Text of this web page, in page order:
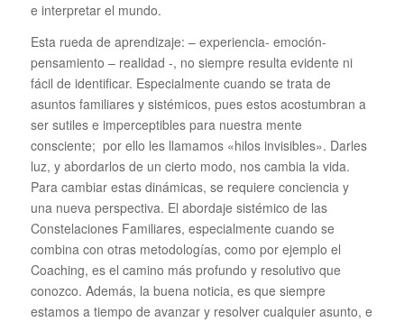
e interpretar el mundo.
Esta rueda de aprendizaje: – experiencia- emoción-
pensamiento – realidad -, no siempre resulta evidente ni
fácil de identificar. Especialmente cuando se trata de
asuntos familiares y sistémicos, pues estos acostumbran a
ser sutiles e imperceptibles para nuestra mente
consciente; por ello les llamamos «hilos invisibles». Darles
luz, y abordarlos de un cierto modo, nos cambia la vida.
Para cambiar estas dinámicas, se requiere conciencia y
una nueva perspectiva. El abordaje sistémico de las
Constelaciones Familiares, especialmente cuando se
combina con otras metodologías, como por ejemplo el
Coaching, es el camino más profundo y resolutivo que
conozco. Además, la buena noticia, es que siempre
estamos a tiempo de avanzar y resolver cualquier asunto, e